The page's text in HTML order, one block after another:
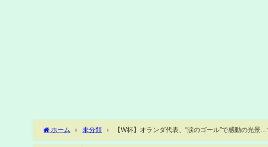
ホーム 未分類
【W杯】オランダ代表、“涙のゴール”で感動の光
TIMES)